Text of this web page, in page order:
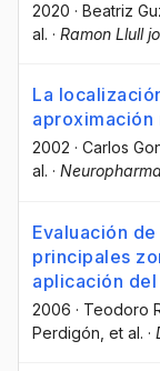
2020 · Beatriz
al. · Ramon Llull
La
2002 · Carlos
al. ·
Evaluación
principales
aplicación
2006 · Teodoro
Perdigón , et al. ·